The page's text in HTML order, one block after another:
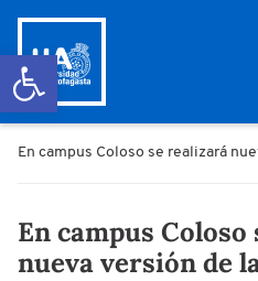
Abrir barra de herramientas
En campus Coloso se realizará
En campus
nueva versión de